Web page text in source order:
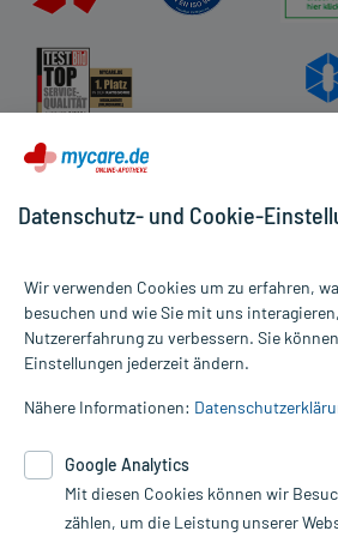
Alle Preise gelten inkl. MwSt., ggf. zzgl.
Informationen auf dieser Website werden
die Untersuchung und Behandlung durch
Therapien eingeleitet werden können. |
Google Analytics. Lesen Sie bitte dazu
unserer Datenschutzerklärung. Für den
Datenschutz- und Cookie-
Wir verwenden Cookies um zu erfahren,
besuchen und wie Sie mit uns
Nutzererfahrung zu verbessern. Sie
Einstellungen jederzeit ändern.
Nähere Informationen:
Google Analytics
Mit diesen Cookies können wir
zählen, um die Leistung unserer